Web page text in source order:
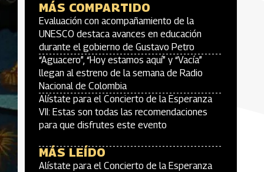
MÁS COMPARTIDO
Evaluación con acompañamiento de la
UNESCO destaca avances en educación
durante el gobierno de Gustavo Petro
“Aguacero”, “Hoy estamos aquí” y “Vacía”
llegan al estreno de la semana de Radio
Nacional de Colombia
Alístate para el Concierto de la Esperanza
VII: Estas son todas las recomendaciones
para que disfrutes este evento
MÁS LEÍDO
Alístate para el Concierto de la Esperanza